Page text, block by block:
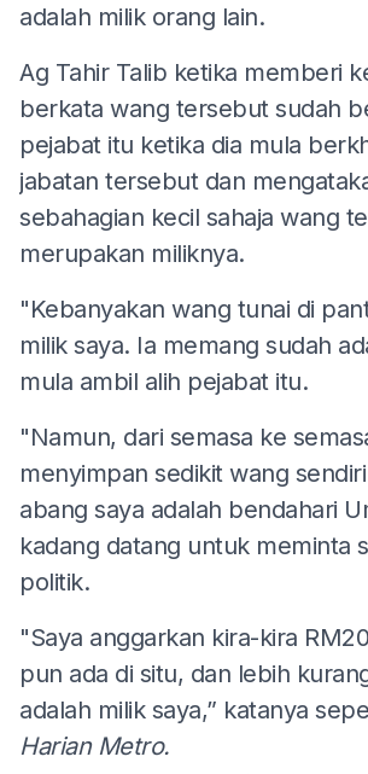
adalah milik orang lain.
Ag Tahir Talib ketika memberi
berkata wang tersebut sudah
pejabat itu ketika dia mula
jabatan tersebut dan
sebahagian kecil sahaja wang
merupakan miliknya.
"Kebanyakan wang tunai di
milik saya. Ia memang sudah
mula ambil alih pejabat itu.
"Namun, dari semasa ke
menyimpan sedikit wang
abang saya adalah bendahari
kadang datang untuk meminta
politik.
"Saya anggarkan kira-kira
pun ada di situ, dan lebih
adalah milik saya,” katanya
Harian Metro.